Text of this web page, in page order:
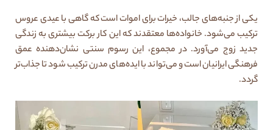
یکی از جنبه‌های جالب، خیرات برای اموات است که گاهی با عیدی عروس
ترکیب می‌شود. خانواده‌ها معتقدند که این کار برکت بیشتری به زندگی
جدید زوج می‌آورد. در مجموع، این رسوم سنتی نشان‌دهنده عمق
فرهنگی ایرانیان است و می‌تواند با ایده‌های مدرن ترکیب شود تا جذاب‌تر
گردد.